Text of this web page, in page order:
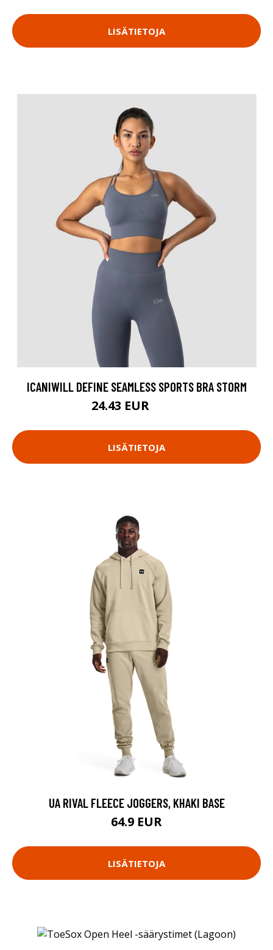
LISÄTIETOJA
ICANIWILL DEFINE SEAMLESS SPORTS BRA STORM
24.43 EUR
LISÄTIETOJA
UA RIVAL FLEECE JOGGERS, KHAKI BASE
64.9 EUR
LISÄTIETOJA